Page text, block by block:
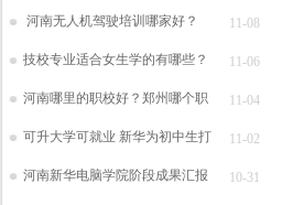
河南无人机驾驶培训哪家好？ 11-08
技校专业适合女生学的有哪些？ 11-06
河南哪里的职校好？郑州哪个职 11-04
可升大学可就业 新华为初中生打 11-02
河南新华电脑学院阶段成果汇报 10-31